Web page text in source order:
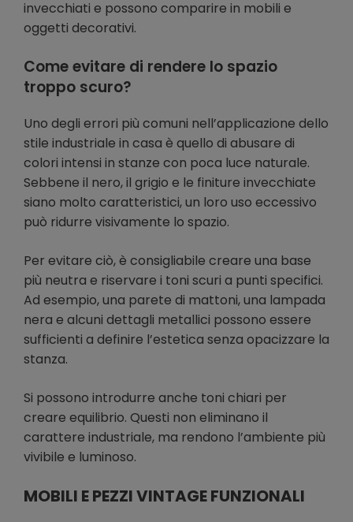
invecchiati e possono comparire in mobili e
oggetti decorativi.
Come evitare di rendere lo spazio
troppo scuro?
Uno degli errori più comuni nell’applicazione dello
stile industriale in casa è quello di abusare di
colori intensi in stanze con poca luce naturale.
Sebbene il nero, il grigio e le finiture invecchiate
siano molto caratteristici, un loro uso eccessivo
può ridurre visivamente lo spazio.
Per evitare ciò, è consigliabile creare una base
più neutra e riservare i toni scuri a punti specifici.
Ad esempio, una parete di mattoni, una lampada
nera e alcuni dettagli metallici possono essere
sufficienti a definire l’estetica senza opacizzare la
stanza.
Si possono introdurre anche toni chiari per
creare equilibrio. Questi non eliminano il
carattere industriale, ma rendono l’ambiente più
vivibile e luminoso.
MOBILI E PEZZI VINTAGE FUNZIONALI